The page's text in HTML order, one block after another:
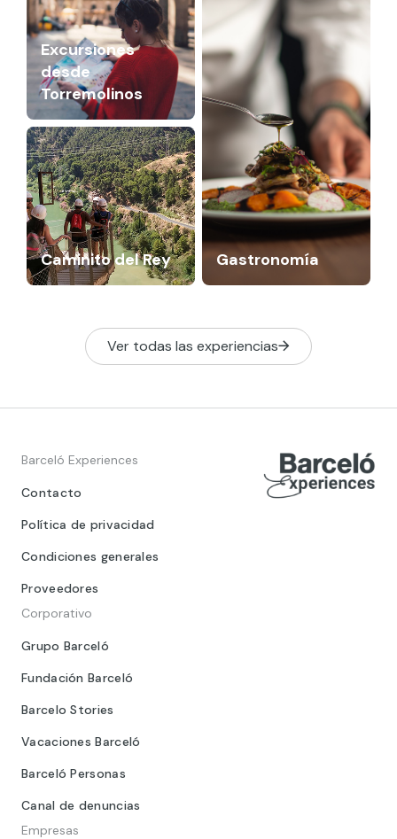
Excursiones
desde
Torremolinos
Gastronomía
Caminito del Rey
Ver todas las experiencias
Barceló Experiences
Contacto
Política de privacidad
Condiciones generales
Proveedores
Corporativo
Grupo Barceló
Fundación Barceló
Barcelo Stories
Vacaciones Barceló
Barceló Personas
Canal de denuncias
Empresas